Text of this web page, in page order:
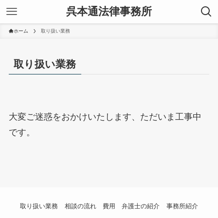
呉本通法律事務所
ホーム 取り扱い業務
取り扱い業務
大変ご迷惑をおかけいたします、ただいま工事中
です。
取り扱い業務 相談の流れ 費用 弁護士の紹介 事務所紹介